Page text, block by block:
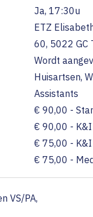
Ouderenzorg
Optometrie in de
Stoppen met roken
Leefstijlinterventie (GLi)
DAC
Ja, 17:30u
ETZ
60, 5022 GC
Wordt
Huisartsen,
Assistants
€ 90,00 -
€ 90,00 -
€ 75,00 -
€ 75,00 -
VS/PA,